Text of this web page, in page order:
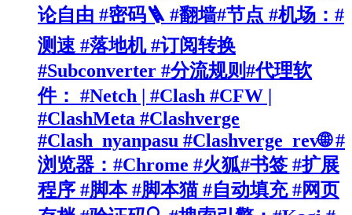
论自由 #密码🪜 #翻墙#节点 #机场：#
测速 #落地机 #订阅转换
#Subconverter #分流规则#代理软
件： #Netch | #Clash #CFW |
#ClashMeta #Clashverge
#Clash_nyanpasu #Clashverge_rev🌐 #
浏览器：#Chrome #火狐#书签 #扩展
程序 #脚本 #脚本猫 #自动填充 #网页